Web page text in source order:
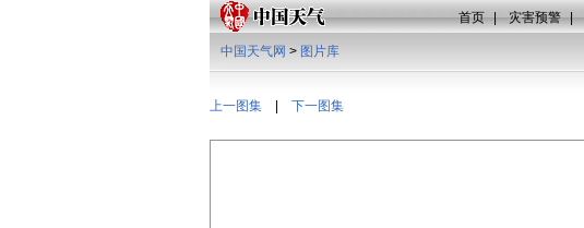
首页 | 灾害预警 |
上一图集 下一图集
中国天气网 > 图片库